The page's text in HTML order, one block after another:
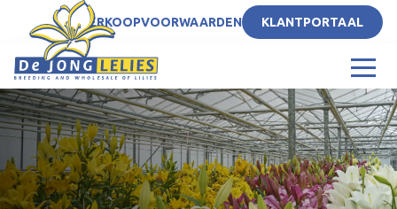
NLVERKOOPVOORWAARDEN KLANTPORTAAL